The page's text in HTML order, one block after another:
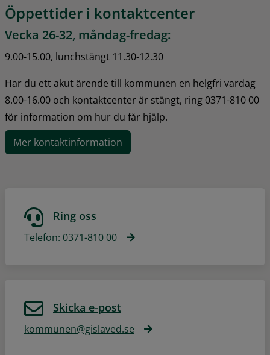
Öppettider i kontaktcenter
Vecka 26-32, måndag-fredag:
9.00-15.00, lunchstängt 11.30-12.30
Har du ett akut ärende till kommunen en helgfri vardag
8.00-16.00 och kontaktcenter är stängt, ring 0371-810 00
för information om hur du får hjälp.
Mer kontaktinformation
Ring oss
Telefon: 0371-810 00
Skicka e-post
kommunen@gislaved.se